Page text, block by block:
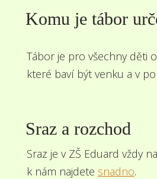
Komu je tábor
Tábor je pro všechny děti
které baví být venku a v
Sraz a rozchod
Sraz je v ZŠ Eduard vždy na
k nám najdete snadno.